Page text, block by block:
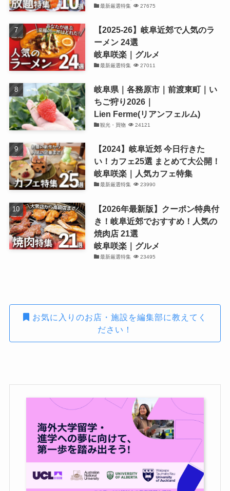
最新厳選特集 27675
【2025-26】岐阜近郊で人気のラ
ーメン 24選
岐阜咲楽｜グルメ
最新厳選特集 27011
岐阜県｜各務原市｜前渡東町｜い
ちご狩り2026｜
Lien Ferme(リアンフェルム)
観光・買物 24121
【2024】岐阜近郊 今日行きた
い！カフェ25選 まとめて大公開！
岐阜咲楽｜人気カフェ特集
最新厳選特集 23990
【2026年最新版】クーポン特典付
き！岐阜近郊でおすすめ！人気の
焼肉店 21選
岐阜咲楽｜グルメ
最新厳選特集 23495
お気に入りのお店・施設を編集部に教えてく
ださい！